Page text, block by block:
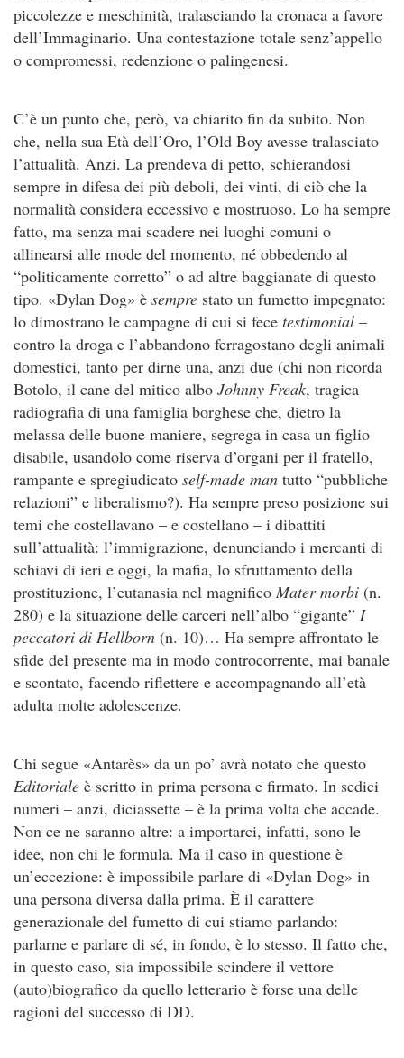
piccolezze e meschinità, tralasciando la cronaca a favore
dell’Immaginario. Una contestazione totale senz’appello
o compromessi, redenzione o palingenesi.
C’è un punto che, però, va chiarito fin da subito. Non
che, nella sua Età dell’Oro, l’Old Boy avesse tralasciato
l’attualità. Anzi. La prendeva di petto, schierandosi
sempre in difesa dei più deboli, dei vinti, di ciò che la
normalità considera eccessivo e mostruoso. Lo ha sempre
fatto, ma senza mai scadere nei luoghi comuni o
allinearsi alle mode del momento, né obbedendo al
“politicamente corretto” o ad altre baggianate di questo
tipo. «Dylan Dog» è sempre stato un fumetto impegnato:
lo dimostrano le campagne di cui si fece testimonial –
contro la droga e l’abbandono ferragostano degli animali
domestici, tanto per dirne una, anzi due (chi non ricorda
Botolo, il cane del mitico albo Johnny Freak, tragica
radiografia di una famiglia borghese che, dietro la
melassa delle buone maniere, segrega in casa un figlio
disabile, usandolo come riserva d’organi per il fratello,
rampante e spregiudicato self-made man tutto “pubbliche
relazioni” e liberalismo?). Ha sempre preso posizione sui
temi che costellavano – e costellano – i dibattiti
sull’attualità: l’immigrazione, denunciando i mercanti di
schiavi di ieri e oggi, la mafia, lo sfruttamento della
prostituzione, l’eutanasia nel magnifico Mater morbi (n.
280) e la situazione delle carceri nell’albo “gigante” I
peccatori di Hellborn (n. 10)… Ha sempre affrontato le
sfide del presente ma in modo controcorrente, mai banale
e scontato, facendo riflettere e accompagnando all’età
adulta molte adolescenze.
Chi segue «Antarès» da un po’ avrà notato che questo
Editoriale è scritto in prima persona e firmato. In sedici
numeri – anzi, diciassette – è la prima volta che accade.
Non ce ne saranno altre: a importarci, infatti, sono le
idee, non chi le formula. Ma il caso in questione è
un’eccezione: è impossibile parlare di «Dylan Dog» in
una persona diversa dalla prima. È il carattere
generazionale del fumetto di cui stiamo parlando:
parlarne e parlare di sé, in fondo, è lo stesso. Il fatto che,
in questo caso, sia impossibile scindere il vettore
(auto)biografico da quello letterario è forse una delle
ragioni del successo di DD.